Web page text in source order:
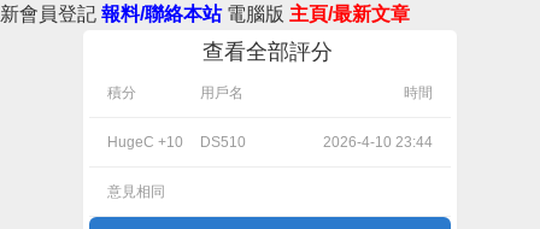
新會員登記 報料/聯絡本站 電腦版 主頁/最新文章
查看全部評分
積分 用戶名 時間
HugeC +10 DS510 2026-4-10 23:44
意見相同